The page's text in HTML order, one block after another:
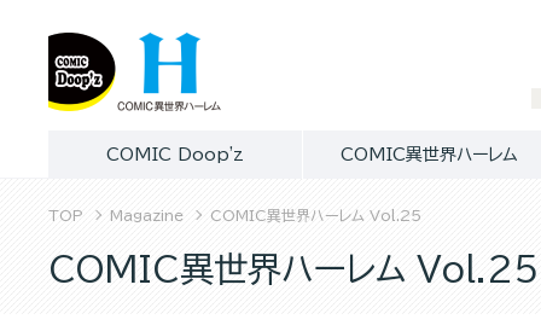
COMIC Doop'z COMIC異世界ハーレム
TOP Magazine COMIC異世界ハーレム Vol.25
COMIC異世界ハーレム Vol.25